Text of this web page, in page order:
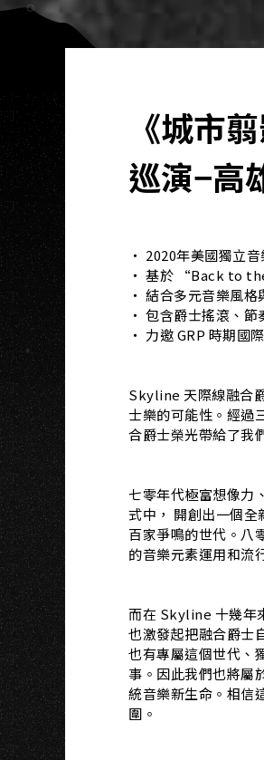
《城市
巡演−高
‧ 2020年美國獨立
‧ 基於 “Back to
‧ 結合多元音樂風格
‧ 包含爵士搖滾、節
‧ 力邀 GRP 時期國
Skyline 天際線融合
士樂的可能性。經
合爵士榮光帶給了我
七零年代極富想像力
式中， 開創出一個
百家爭鳴的世代。八
的音樂元素運用和流
而在 Skyline 十幾年
也激發起把融合爵士
也有專屬這個世代、
事。因此我們也將屬
統音樂新生命。相信
圍。​